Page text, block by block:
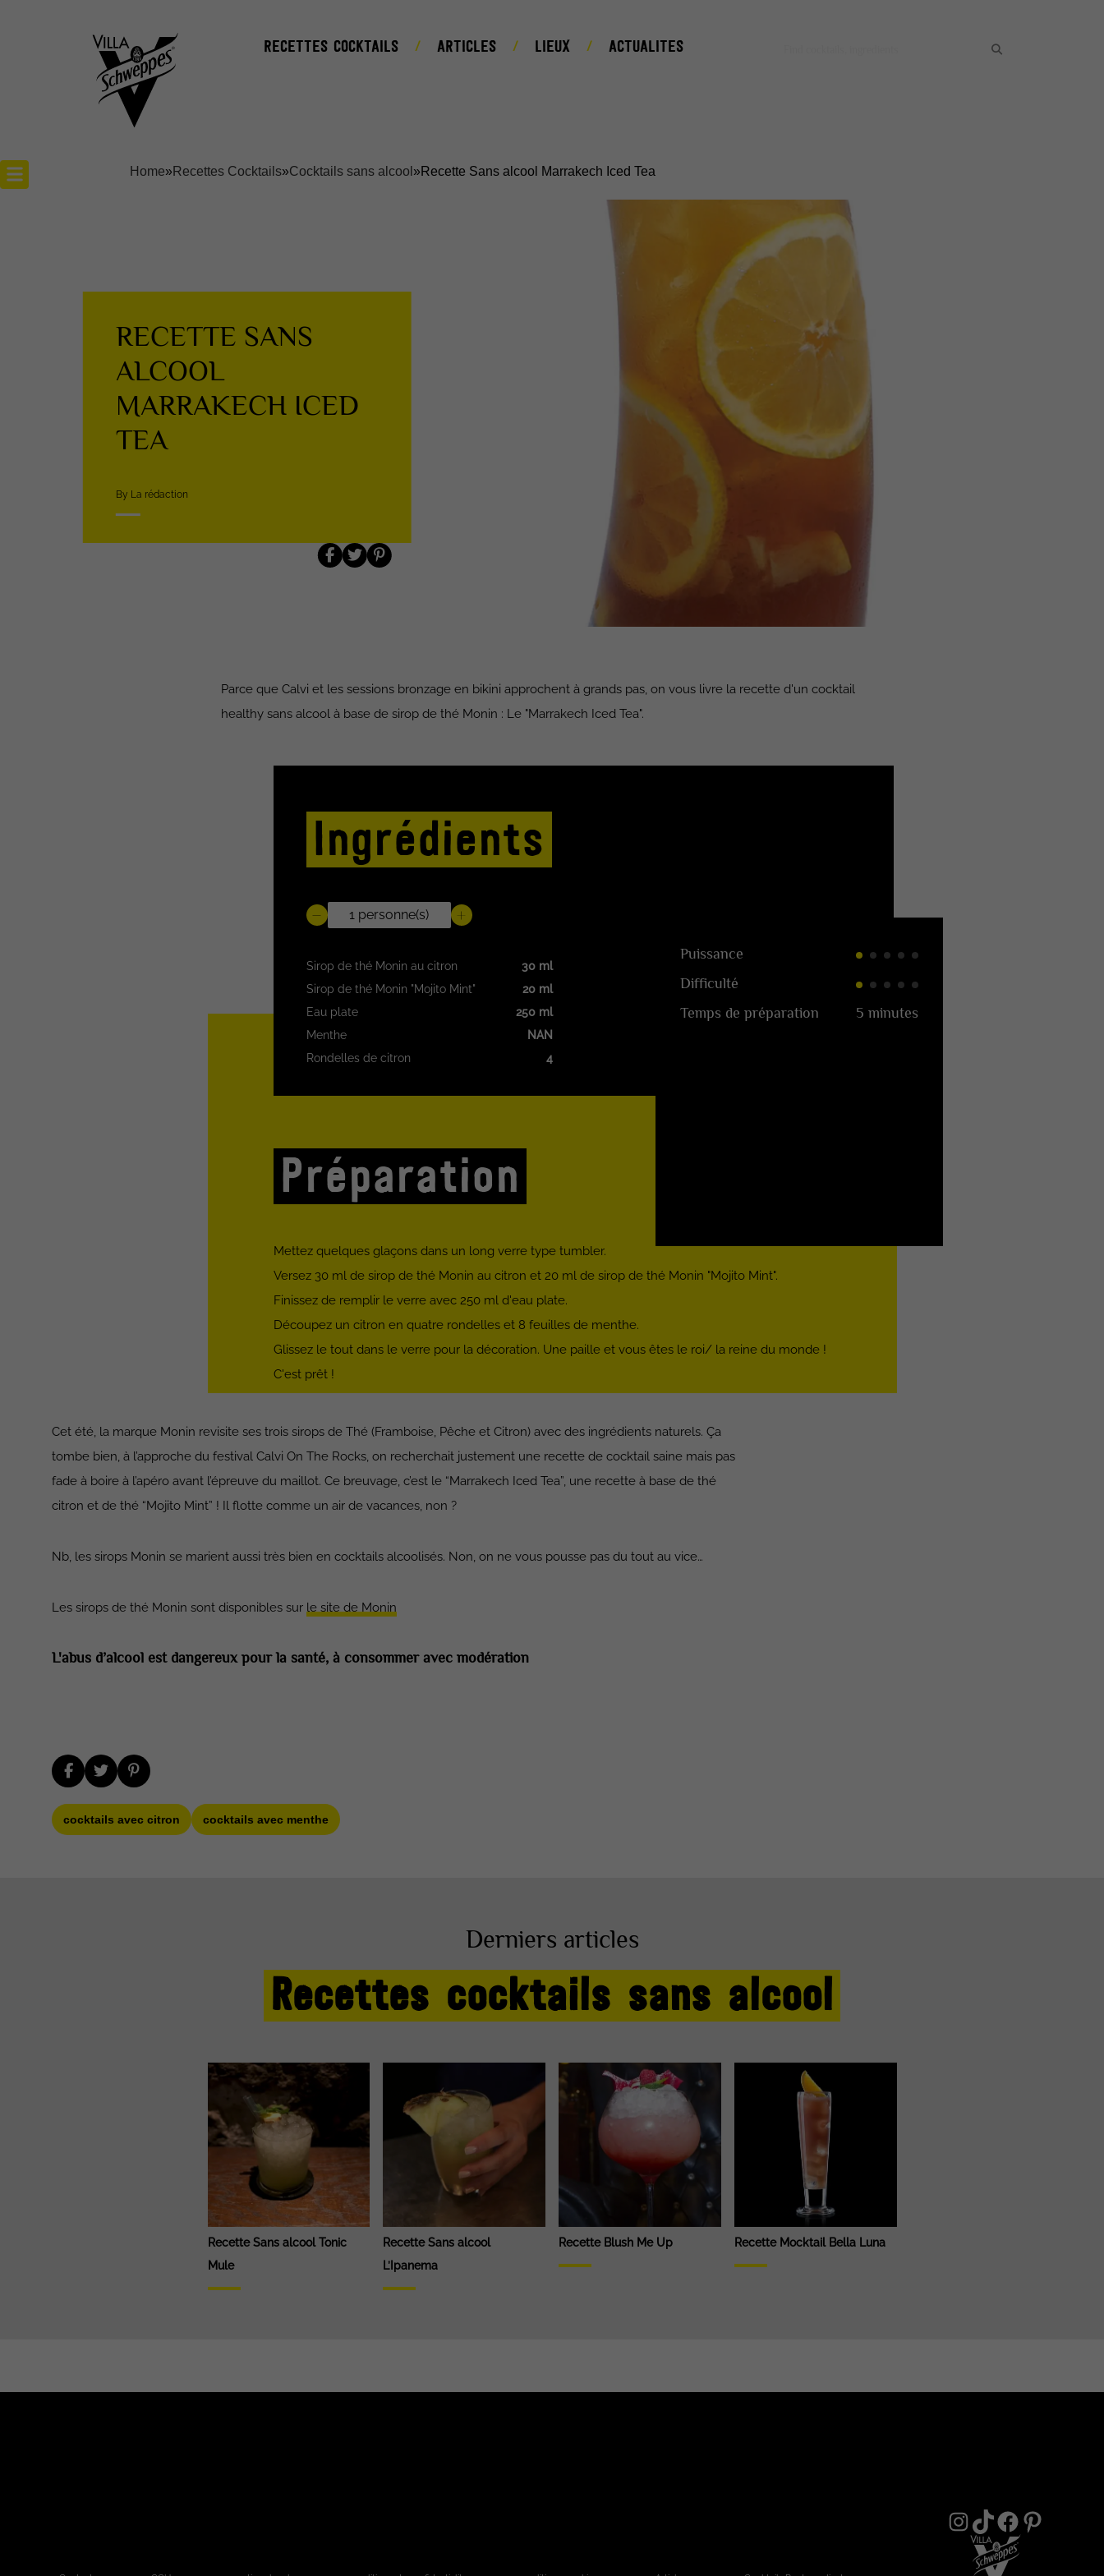
RECETTES COCKTAILS ARTICLES LIEUX ACTUALITES
Actualités
Home» Recettes Cocktails»Cocktails sans alcool » Recette Sans alcool Marrakech Iced Tea
RECETTE SANS
ALCOOL
MARRAKECH ICED
TEA
By La rédaction
Parce que Calvi et les sessions bronzage en bikini approchent à grands pas, on vous livre la recette d'un cocktail
healthy sans alcool à base de sirop de thé Monin : Le "Marrakech Iced Tea".
Ingrédients
Sirop de thé Monin au citron
30 ml
Sirop de thé Monin "Mojito Mint"
20 ml
Eau plate
250 ml
Menthe
NAN
Rondelles de citron
4
Puissance
Difficulté
Temps de préparation
5 minutes
Préparation
Mettez quelques glaçons dans un long verre type tumbler.
Versez 30 ml de sirop de thé Monin au citron et 20 ml de sirop de thé Monin "Mojito Mint".
Finissez de remplir le verre avec 250 ml d'eau plate.
Découpez un citron en quatre rondelles et 8 feuilles de menthe.
Glissez le tout dans le verre pour la décoration. Une paille et vous êtes le roi/ la reine du monde !
C'est prêt !
Cet été, la marque Monin revisite ses trois sirops de Thé (Framboise, Pêche et Citron) avec des ingrédients naturels. Ça
tombe bien, à l’approche du festival Calvi On The Rocks, on recherchait justement une recette de cocktail saine mais pas
fade à boire à l’apéro avant l’épreuve du maillot. Ce breuvage, c’est le “Marrakech Iced Tea”, une recette à base de thé
citron et de thé “Mojito Mint” ! Il flotte comme un air de vacances, non ?
Nb, les sirops Monin se marient aussi très bien en cocktails alcoolisés. Non, on ne vous pousse pas du tout au vice…
Les sirops de thé Monin sont disponibles sur le site de Monin
L'abus d’alcool est dangereux pour la santé, à consommer avec modération
cocktails avec citron cocktails avec menthe
Derniers articles
Recettes cocktails sans alcool
Recette Sans alcool Tonic
Mule
Recette Sans alcool
L’Ipanema
Recette Blush Me Up Recette Mocktail Bella Luna